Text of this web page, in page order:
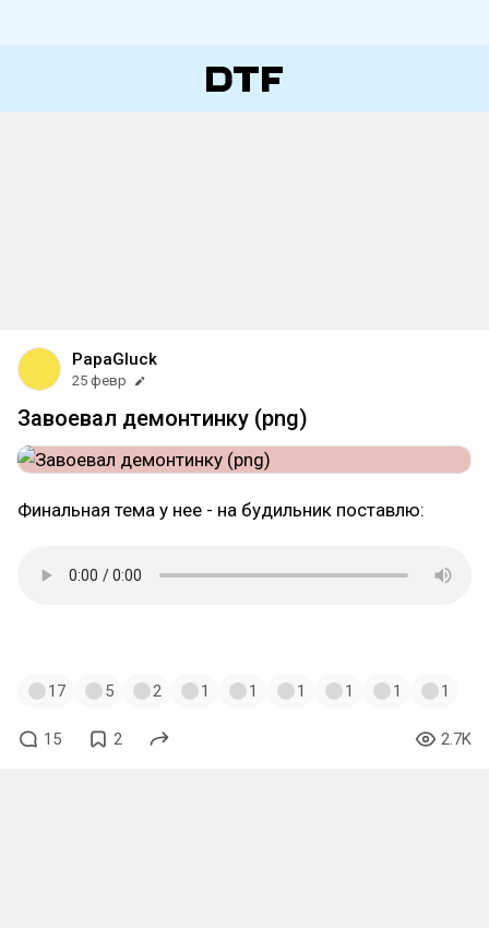
PapaGluck
25 февр
Завоевал демонтинку (png)
Финальная тема у нее - на будильник поставлю:
17 5 2 1 1 1 1 1 1
15 2 2.7K